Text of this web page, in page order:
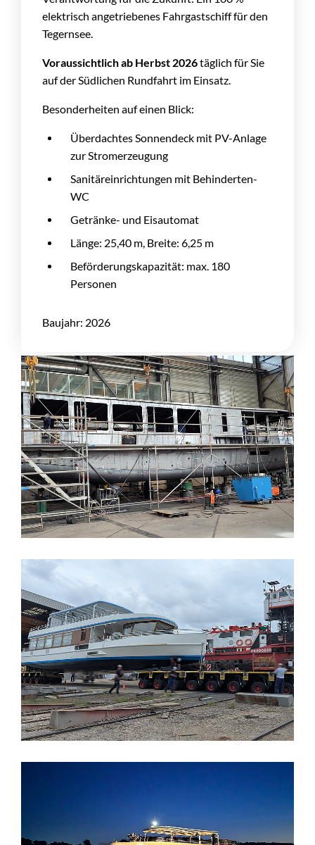
elektrisch angetriebenes Fahrgastschiff für den
Tegernsee.
Voraussichtlich ab Herbst 2026täglich für Sie
auf der Südlichen Rundfahrt im Einsatz.
Besonderheiten auf einen Blick:
Überdachtes Sonnendeck mit PV-Anlage
zur Stromerzeugung
Sanitäreinrichtungen mit Behinderten-
WC
Getränke- und Eisautomat
Länge: 25,40 m, Breite: 6,25 m
Beförderungskapazität: max. 180
Personen
Baujahr: 2026